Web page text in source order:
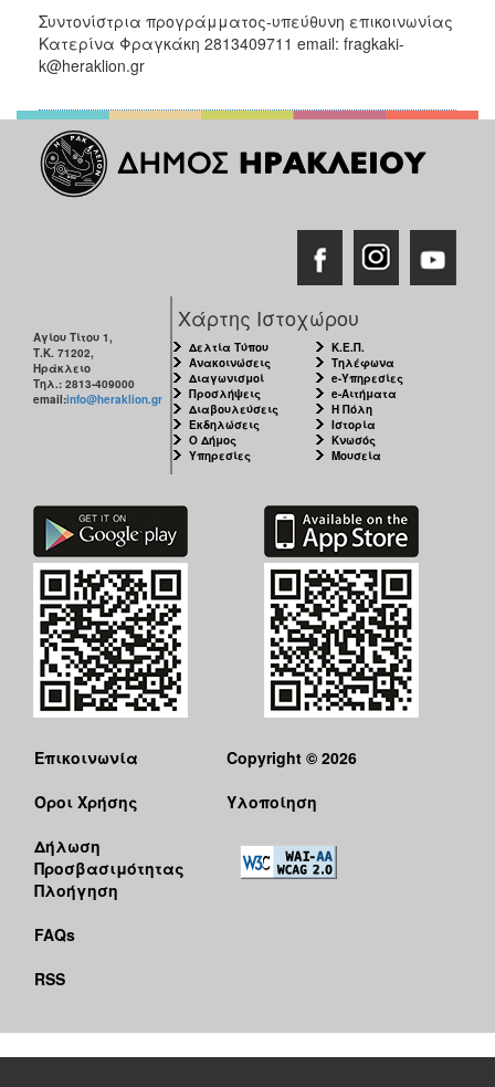
Συντονίστρια προγράμματος-υπεύθυνη επικοινωνίας
Κατερίνα Φραγκάκη 2813409711 email: fragkaki-
k@heraklion.gr
Αγίου Τίτου 1,
Τ.Κ. 71202,
Ηράκλειο
Τηλ.: 2813-409000
email:info@heraklion.gr
Χάρτης Ιστοχώρου
Δελτία Τύπου
Ανακοινώσεις
Διαγωνισμοί
Προσλήψεις
Διαβουλεύσεις
Εκδηλώσεις
Ο Δήμος
Υπηρεσίες
Κ.Ε.Π.
Τηλέφωνα
e-Υπηρεσίες
e-Αιτήματα
Η Πόλη
Ιστορία
Κνωσός
Μουσεία
Επικοινωνία
Όροι Χρήσης
Δήλωση
Προσβασιμότητας
Πλοήγηση
FAQs
RSS
Copyright © 2026
Υλοποίηση